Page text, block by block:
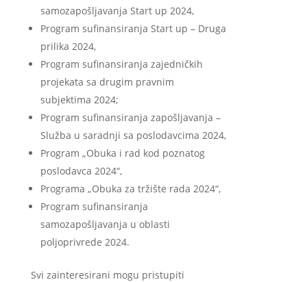
samozapošljavanja Start up 2024,
Program sufinansiranja Start up – Druga
prilika 2024,
Program sufinansiranja zajedničkih
projekata sa drugim pravnim
subjektima 2024;
Program sufinansiranja zapošljavanja –
Služba u saradnji sa poslodavcima 2024,
Program „Obuka i rad kod poznatog
poslodavca 2024“,
Programa „Obuka za tržište rada 2024“,
Program sufinansiranja
samozapošljavanja u oblasti
poljoprivrede 2024.
Svi zainteresirani mogu pristupiti